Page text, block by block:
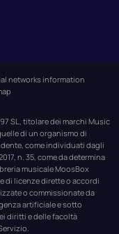
networks information
SL, titolare dei marchi Music
di un organismo di
come individuati dagli
n. 35, come da determina
musicale MoosBox
di licenze dirette o accordi
o commissionate da
artificiale e sotto
diritti e delle facoltà